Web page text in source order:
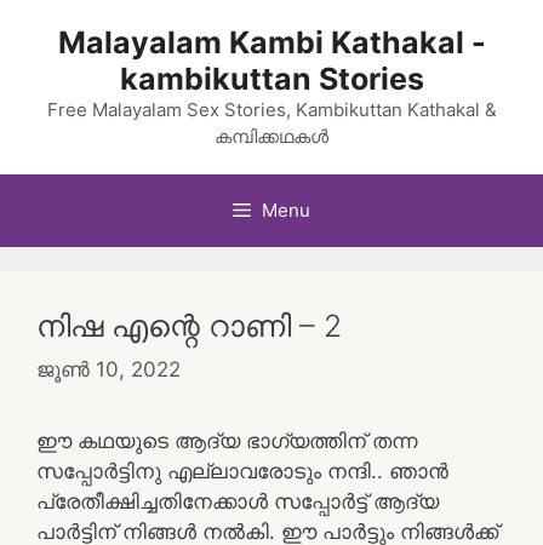
Malayalam Kambi Kathakal -
kambikuttan Stories
Free Malayalam Sex Stories, Kambikuttan Kathakal &
കമ്പിക്കഥകൾ
Menu
നിഷ എന്റെ റാണി – 2
ജൂൺ 10, 2022
ഈ കഥയുടെ ആദ്യ ഭാഗ്യത്തിന് തന്ന
സപ്പോർട്ടിനു എല്ലാവരോടും നന്ദി.. ഞാൻ
പ്രേതീക്ഷിച്ചതിനേക്കാൾ സപ്പോർട്ട് ആദ്യ
പാർട്ടിന് നിങ്ങൾ നൽകി. ഈ പാർട്ടും നിങ്ങൾക്ക്